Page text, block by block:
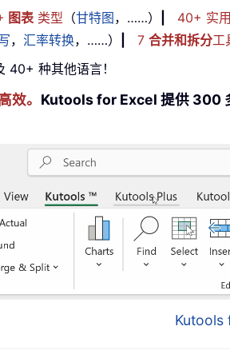
图表类型 （甘特图 ，……）
40+ 实
， 汇率转换，……） 7 合并和拆分工
40+ 种其他语言！
效。 Kutools for Excel 提供 300
Kutools